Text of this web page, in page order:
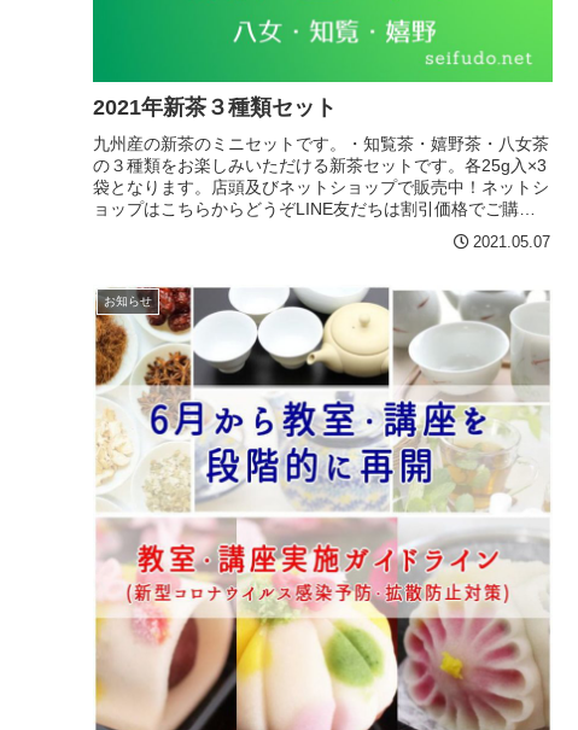
2021年新茶３種類セット
九州産の新茶のミニセットです。・知覧茶・嬉野茶・八女茶
の３種類をお楽しみいただける新茶セットです。各25g入×3
袋となります。店頭及びネットショップで販売中！ネットシ
ョップはこちらからどうぞLINE友だちは割引価格でご購入
2021.05.07
お知らせ